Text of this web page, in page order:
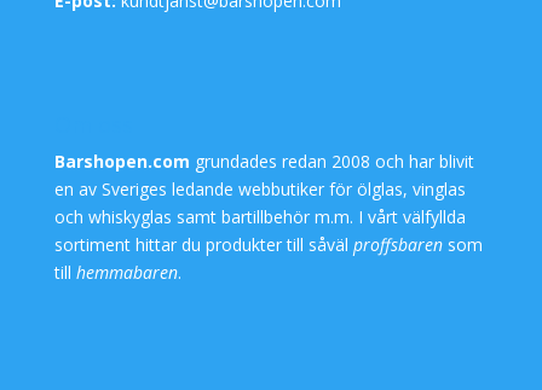
Barshopen.com grundades redan 2008 och har blivit
en av Sveriges ledande webbutiker för ölglas, vinglas
och whiskyglas samt bartillbehörm.m. I vårt välfyllda
sortiment hittar du produkter till såväl proffsbarensom
till hemmabaren.